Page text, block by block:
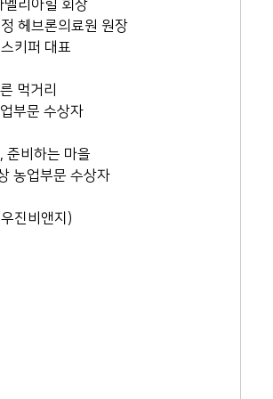
멜리아힐 회장
헤브론의료원 원장
키퍼 대표
른 먹거리
부문 수상자
, 준비하는 마을
농업부문 수상자
(우진비앤지)
회관) (우)